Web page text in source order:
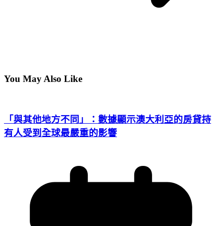
You May Also Like
「與其他地方不同」：數據顯示澳大利亞的房貸持
有人受到全球最嚴重的影響